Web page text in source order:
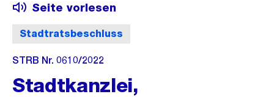
Stadtratsbeschluss
Seite vorlesen
STRB Nr. 0610/2022
Stadtkanzlei,